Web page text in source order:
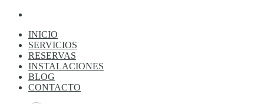
INICIO
SERVICIOS
RESERVAS
INSTALACIONES
BLOG
CONTACTO